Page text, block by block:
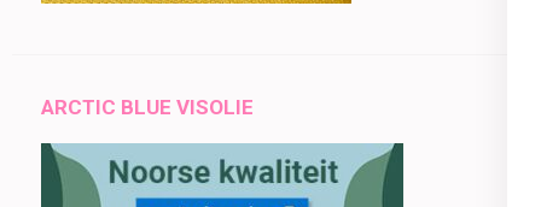
ARCTIC BLUE VISOLIE